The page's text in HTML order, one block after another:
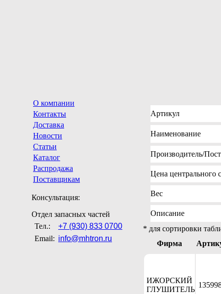
О компании
Контакты
Доставка
Новости
Статьи
Каталог
Распродажа
Поставщикам
Консультация:
Отдел запасных частей
Тел.:
+7 (930) 833 0700
Email: info@mhtron.ru
Артикул
Наименование
Производитель/
Цена центрального
Вес
Описание
* для сортировки
Фирма
ИЖОРСКИЙ
ГЛУШИТЕЛЬ